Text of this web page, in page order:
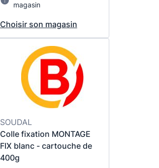
magasin
Choisir son magasin
SOUDAL
Colle fixation MONTAGE
FIX blanc - cartouche de
400g